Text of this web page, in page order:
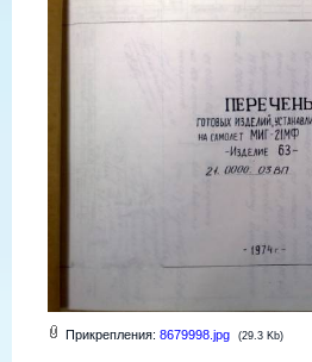
Прикрепления: 8679998.jpg (29.3 Kb)